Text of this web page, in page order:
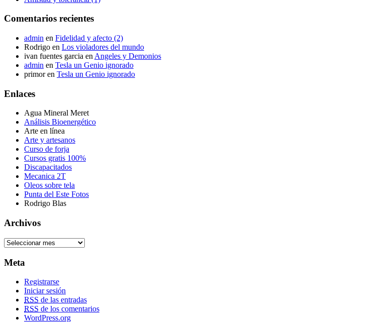
Comentarios recientes
admin en Fidelidad y afecto (2)
Rodrigo en Los violadores del mundo
ivan fuentes garcia en Angeles y Demonios
admin en Tesla un Genio ignorado
primor en Tesla un Genio ignorado
Enlaces
Agua Mineral Meret
Análisis Bioenergético
Arte en línea
Arte y artesanos
Curso de forja
Cursos gratis 100%
Discapacitados
Mecanica 2T
Oleos sobre tela
Punta del Este Fotos
Rodrigo Blas
Archivos
Meta
Registrarse
Iniciar sesión
RSS de las entradas
RSS de los comentarios
WordPress.org